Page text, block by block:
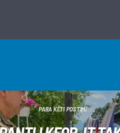
PARA KËTI POSTIMI